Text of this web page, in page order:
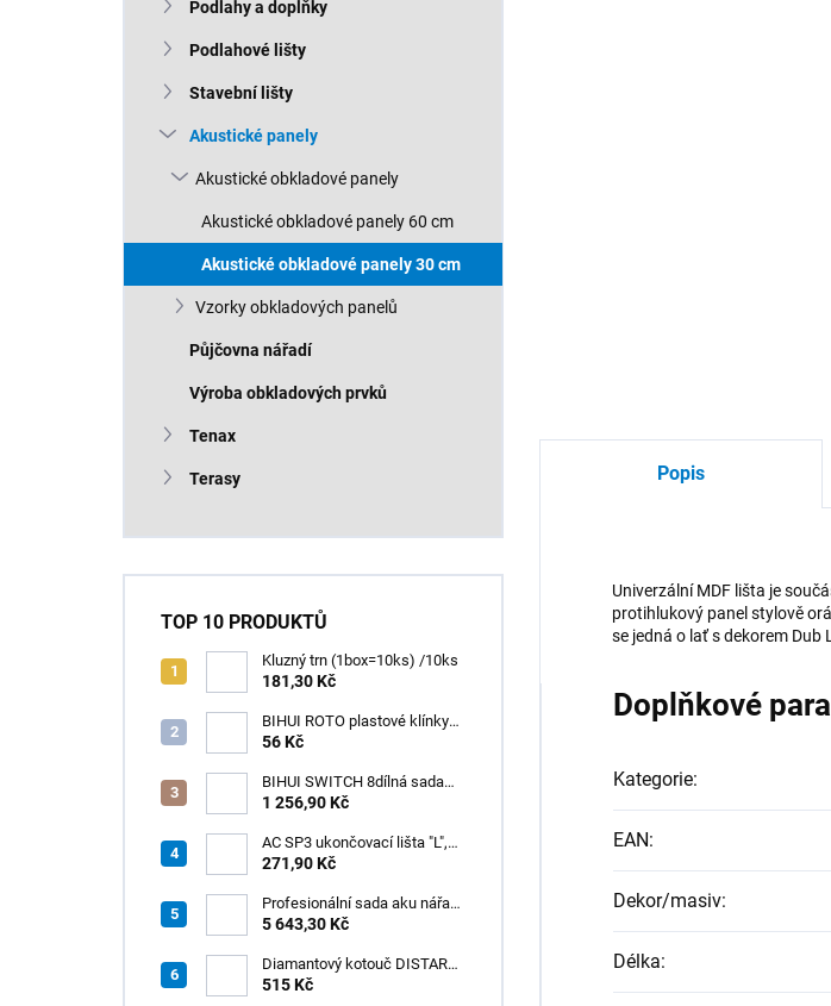
Podlahy a doplňky
Podlahové lišty
Stavební lišty
Akustické panely
Akustické obkladové panely
Akustické obkladové panely 60 cm
Akustické obkladové panely 30 cm
Vzorky obkladových panelů
Půjčovna nářadí
Výroba obkladových prvků
Tenax
Terasy
TOP 10 PRODUKTŮ
Kluzný trn (1box=10ks) /10ks
181,30 Kč
BIHUI ROTO plastové klínky
1–13 mm – balení 50 ks
56 Kč
BIHUI SWITCH 8dílná sada
zubových hladítek INOX –
boxu
1 256,90 Kč
AC SP3 ukončovací lišta "L",
PREMIUM, hliník elox titan, v:
271,90 Kč
Profesionální sada aku nářadí
3v1 HÖGERT
5 643,30 Kč
Diamantový kotouč DISTAR
GREEN CUT
515 Kč
Popis
Univerzální MDF lišta je
protihlukový panel stylově
se jedná o lať s dekorem
Doplňkové
Kategorie:
EAN:
Dekor/masiv:
Délka: